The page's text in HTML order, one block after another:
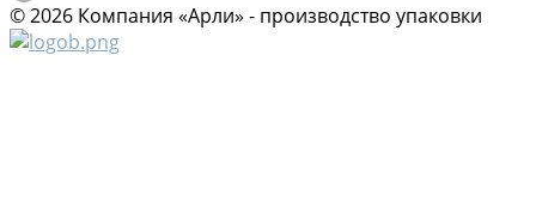
© 2026 Компания «Арли» - производство упаковки